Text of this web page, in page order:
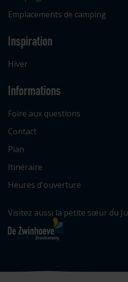
Emplacements de camping
Inspiration
Hiver
Informations
Foire aux questions
Contact
Plan
Itinéraire
Heures d'ouverture
Visitez aussi la petite sœur du